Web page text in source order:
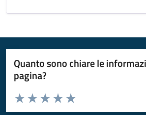
Quanto sono chiare le
pagina?
Valuta da 1 a 5 stelle la pagina
Valuta 5 stelle su 5
Valuta 4 stelle su 5
Valuta 3 stelle su 5
Valuta 2 stelle su 5
Valuta 1 stelle su 5